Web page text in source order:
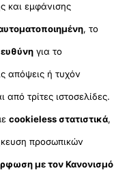
και εμφάνισης
, το
ευθύνη για το
απόψεις ή τυχόν
τρίτες ιστοσελίδες.
cookieless στατιστικά,
προσωπικών
με τον Κανονισμό